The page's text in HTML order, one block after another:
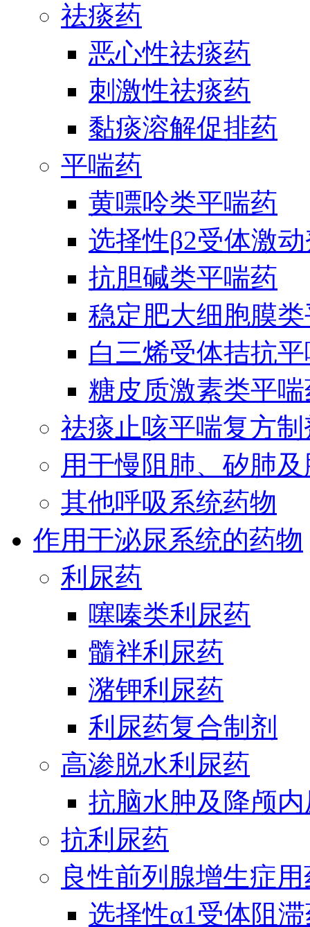
祛痰药
恶心性祛痰药
刺激性祛痰药
黏痰溶解促排药
平喘药
黄嘌呤类平喘药
选择性β2受体激
抗胆碱类平喘药
稳定肥大细胞膜
白三烯受体拮抗
糖皮质激素类平
祛痰止咳平喘复方制
用于慢阻肺、矽肺
其他呼吸系统药物
作用于泌尿系统的药物
利尿药
噻嗪类利尿药
髓袢利尿药
潴钾利尿药
利尿药复合制剂
高渗脱水利尿药
抗脑水肿及降颅
抗利尿药
良性前列腺增生症
选择性α1受体阻